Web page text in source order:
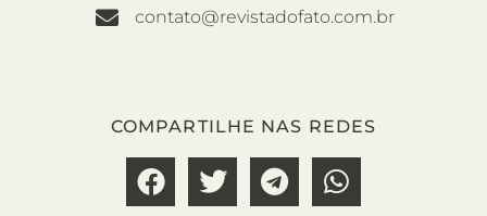
contato@revistadofato.com.br
COMPARTILHE NAS REDES